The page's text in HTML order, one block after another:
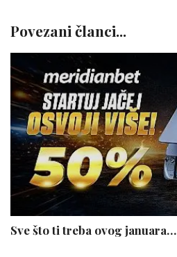
Povezani članci...
Sve što ti treba ovog januara…